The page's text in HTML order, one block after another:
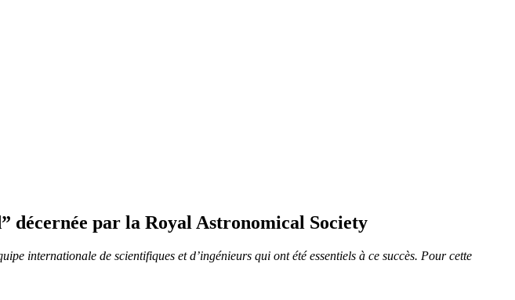
décernée par la Royal Astronomical Society
internationale de scientifiques et d’ingénieurs qui ont été essentiels à ce succès. Pour cette